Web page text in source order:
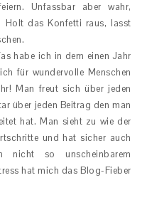
Unfassbar aber wahr,
Holt das Konfetti raus, lasst
habe ich in dem einen Jahr
für wundervolle Menschen
Man freut sich über jeden
über jeden Beitrag den man
hat. Man sieht zu wie der
und hat sicher auch
nicht so unscheinbarem
hat mich das Blog-Fieber